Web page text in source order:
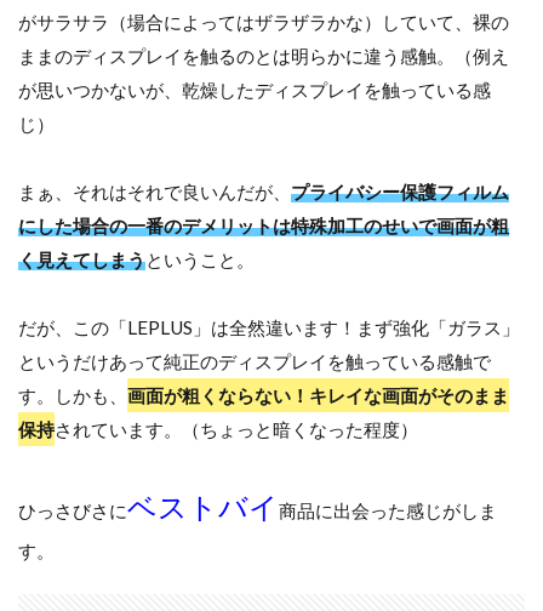
がサラサラ（場合によってはザラザラかな）していて、裸の
ままのディスプレイを触るのとは明らかに違う感触。（例え
が思いつかないが、乾燥したディスプレイを触っている感
じ）
まぁ、それはそれで良いんだが、 プライバシー保護フィルム
にした場合の一番のデメリットは特殊加工のせいで画面が粗
く見えてしまうということ。
だが、この「LEPLUS」は全然違います！まず強化「ガラス」
というだけあって純正のディスプレイを触っている感触で
す。しかも、 画面が粗くならない！キレイな画面がそのまま
保持されています。（ちょっと暗くなった程度）
ひっさびさにベストバイ 商品に出会った感じがしま
す。